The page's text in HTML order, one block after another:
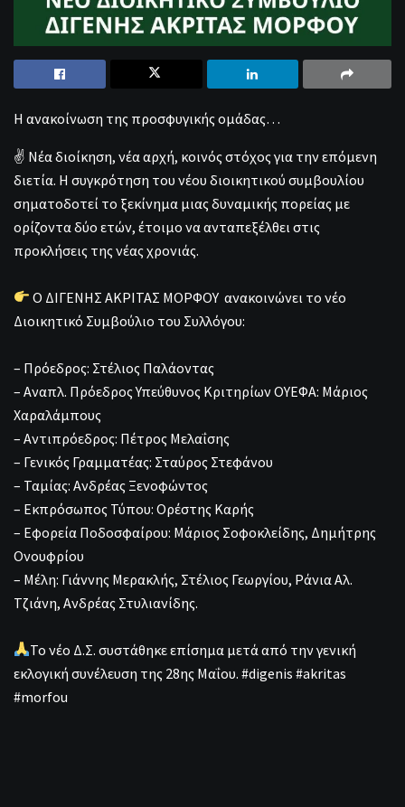
Η ανακοίνωση της προσφυγικής ομάδας…
✌️ Νέα διοίκηση, νέα αρχή, κοινός στόχος για την επόμενη
διετία. Η συγκρότηση του νέου διοικητικού συμβουλίου
σηματοδοτεί το ξεκίνημα μιας δυναμικής πορείας με
ορίζοντα δύο ετών, έτοιμο να ανταπεξέλθει στις
προκλήσεις της νέας χρονιάς.
Ο ΔΙΓΕΝΗΣ ΑΚΡΙΤΑΣ ΜΟΡΦΟΥ ανακοινώνει το νέο
Διοικητικό Συμβούλιο του Συλλόγου:
– Πρόεδρος: Στέλιος Παλάοντας
– Αναπλ. Πρόεδρος Υπεύθυνος Κριτηρίων ΟΥΕΦΑ: Μάριος
Χαραλάμπους
– Αντιπρόεδρος: Πέτρος Μελαΐσης
– Γενικός Γραμματέας: Σταύρος Στεφάνου
– Ταμίας: Ανδρέας Ξενοφώντος
– Εκπρόσωπος Τύπου: Ορέστης Καρής
– Εφορεία Ποδοσφαίρου: Μάριος Σοφοκλείδης, Δημήτρης
Ονουφρίου
– Μέλη: Γιάννης Μερακλής, Στέλιος Γεωργίου, Ράνια Αλ.
Τζιάνη, Ανδρέας Στυλιανίδης.
Το νέο Δ.Σ. συστάθηκε επίσημα μετά από την γενική
εκλογική συνέλευση της 28ης Μαΐου. #digenis #akritas
#morfou